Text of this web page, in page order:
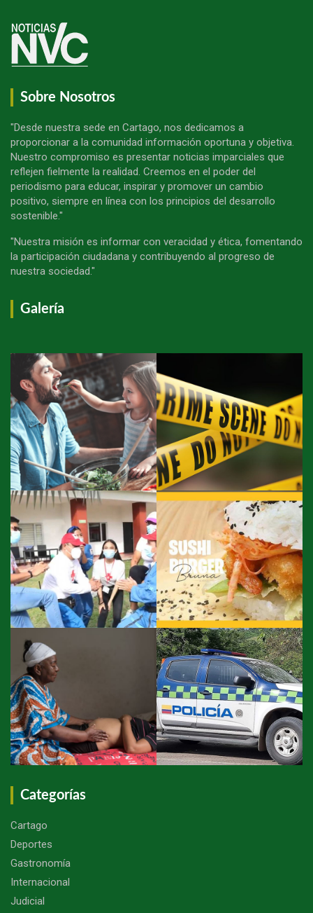
Sobre Nosotros
"Desde nuestra sede en Cartago, nos dedicamos a
proporcionar a la comunidad información oportuna y objetiva.
Nuestro compromiso es presentar noticias imparciales que
reflejen fielmente la realidad. Creemos en el poder del
periodismo para educar, inspirar y promover un cambio
positivo, siempre en línea con los principios del desarrollo
sostenible."
"Nuestra misión es informar con veracidad y ética, fomentando
la participación ciudadana y contribuyendo al progreso de
nuestra sociedad."
Galería
Categorías
Cartago
Deportes
Gastronomía
Internacional
Judicial